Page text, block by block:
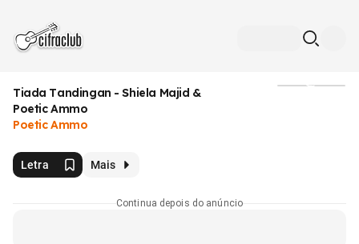
Tiada Tandingan - Shiela Majid &
Poetic Ammo
Poetic Ammo
Letra Mais
Continua depois do anúncio